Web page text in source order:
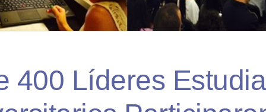
400 Líderes